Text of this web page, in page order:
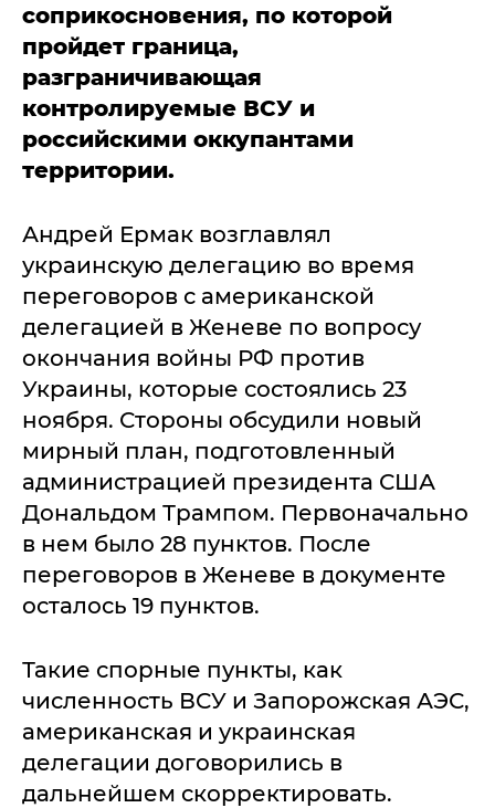
соприкосновения, по которой
пройдет граница,
разграничивающая
контролируемые ВСУ и
российскими оккупантами
территории.
Андрей Ермак возглавлял
украинскую делегацию во время
переговоров с американской
делегацией в Женеве по вопросу
окончания войны РФ против
Украины, которые состоялись 23
ноября. Стороны обсудили новый
мирный план, подготовленный
администрацией президента США
Дональдом Трампом. Первоначально
в нем было 28 пунктов. После
переговоров в Женеве в документе
осталось 19 пунктов.
Такие спорные пункты, как
численность ВСУ и Запорожская АЭС,
американская и украинская
делегации договорились в
дальнейшем скорректировать.